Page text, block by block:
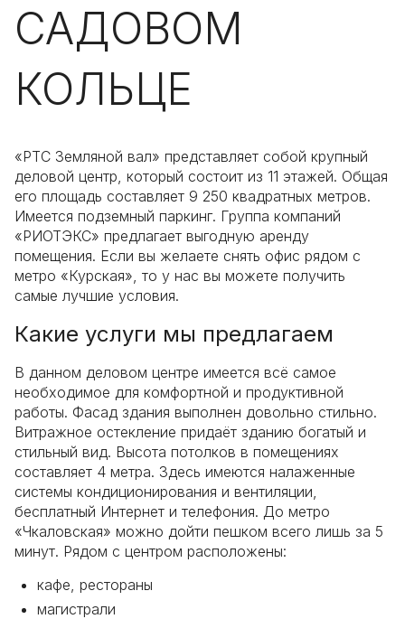
САДОВОМ
КОЛЬЦЕ
«РТС Земляной вал» представляет собой крупный
деловой центр, который состоит из 11 этажей. Общая
его площадь составляет 9 250 квадратных метров.
Имеется подземный паркинг. Группа компаний
«РИОТЭКС» предлагает выгодную аренду
помещения. Если вы желаете снять офис рядом с
метро «Курская», то у нас вы можете получить
самые лучшие условия.
Какие услуги мы предлагаем
В данном деловом центре имеется всё самое
необходимое для комфортной и продуктивной
работы. Фасад здания выполнен довольно стильно.
Витражное остекление придаёт зданию богатый и
стильный вид. Высота потолков в помещениях
составляет 4 метра. Здесь имеются налаженные
системы кондиционирования и вентиляции,
бесплатный Интернет и телефония. До метро
«Чкаловская» можно дойти пешком всего лишь за 5
минут. Рядом с центром расположены:
кафе, рестораны
магистрали